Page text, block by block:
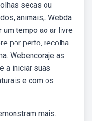
secas ou
animais,. Webdá
tempo ao ar livre
por perto, recolha
Webencoraje as
a iniciar suas
e com os
mais.